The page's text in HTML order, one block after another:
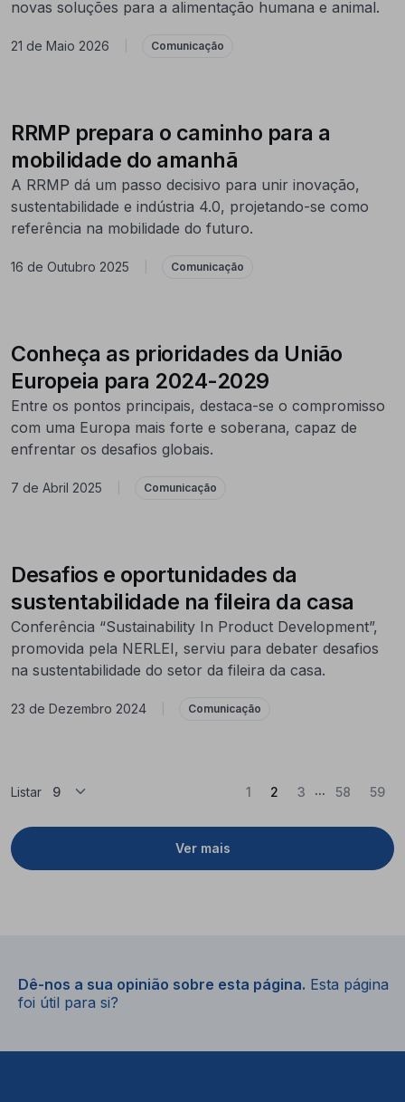
novas soluções para a alimentação humana e animal.
21 de Maio 2026 Comunicação
RRMP prepara o caminho para a
mobilidade do amanhã
A RRMP dá um passo decisivo para unir inovação,
sustentabilidade e indústria 4.0, projetando-se como
referência na mobilidade do futuro.
16 de Outubro 2025 Comunicação
Conheça as prioridades da União
Europeia para 2024-2029
Entre os pontos principais, destaca-se o compromisso
com uma Europa mais forte e soberana, capaz de
enfrentar os desafios globais.
7 de Abril 2025 Comunicação
Desafios e oportunidades da
sustentabilidade na fileira da casa
Conferência “Sustainability In Product Development”,
promovida pela NERLEI, serviu para debater desafios
na sustentabilidade do setor da fileira da casa.
23 de Dezembro 2024 Comunicação
Listar
Ver mais
1 2 (Atual)
3 ... 58 59
Dê-nos a sua opinião sobre esta página. Esta página
foi útil para si?